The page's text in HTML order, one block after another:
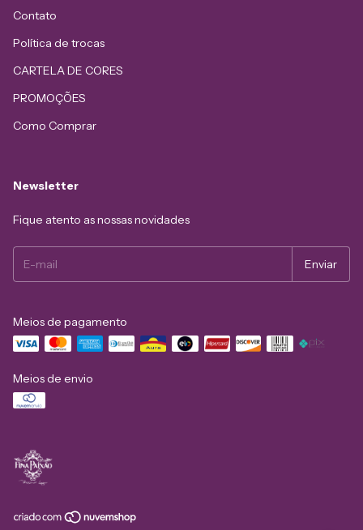
Contato
Política de trocas
CARTELA DE CORES
PROMOÇÕES
Como Comprar
Newsletter
Fique atento as nossas novidades
Meios de pagamento
Meios de envio